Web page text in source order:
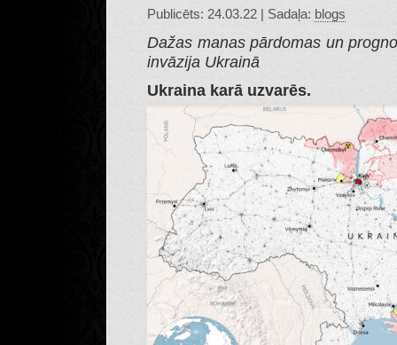
Publicēts: 24.03.22 | Sadaļa: blogs
Dažas manas pārdomas un
invāzija Ukrainā
Ukraina karā uzvarēs.